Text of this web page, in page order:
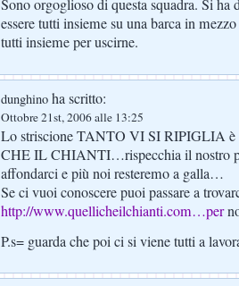
Sono orgoglioso di questa squadra. Si ha
essere tutti insieme su una barca in
tutti insieme per uscirne.
dunghino ha scritto:
Ottobre 21st, 2006 alle 13:25
Lo striscione TANTO VI SI RIPIGLIA è
CHE IL CHIANTI…rispecchia il nostro
affondarci e più noi resteremo a galla…
Se ci vuoi conoscere puoi passare a
http://www.quellicheilchianti.com…per
P.s= guarda che poi ci si viene tutti a